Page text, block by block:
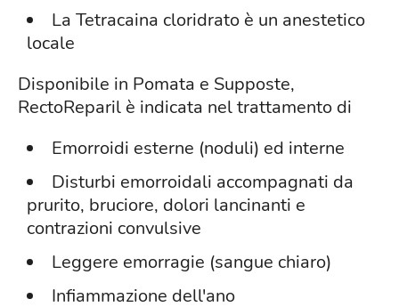
La Tetracaina cloridrato è un anestetico
locale
Disponibile in Pomata e Supposte,
RectoReparil è indicata nel trattamento di
Emorroidi esterne (noduli) ed interne
Disturbi emorroidali accompagnati da
prurito, bruciore, dolori lancinanti e
contrazioni convulsive
Leggere emorragie (sangue chiaro)
Infiammazione dell'ano